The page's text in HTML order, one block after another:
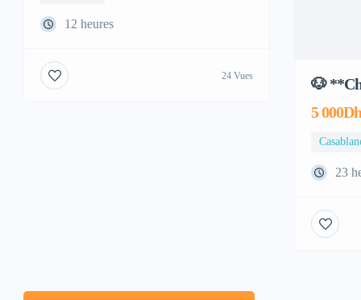
12 heures
24 Vues
🐶
5
23